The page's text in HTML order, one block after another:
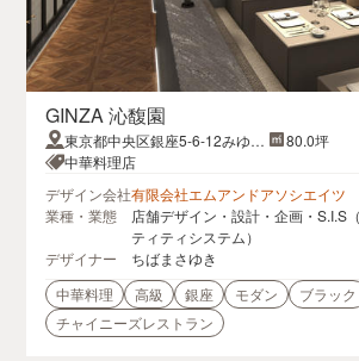
GINZA 沁馥園
東京都中央区銀座5-6-12みゆき
ビル7F
80.0坪
中華料理店
デザイン会社有限会社エムアンドアソシエイツ
業種・業態
店舗デザイン・設計・企画・S.I.S
ティティシステム）
デザイナー
ちばまさゆき
中華料理
高級 銀座 モダン
ブラック
チャイニーズレストラン